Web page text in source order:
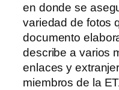
en donde se
variedad de fotos
documento
describe a varios
enlaces y
miembros de la